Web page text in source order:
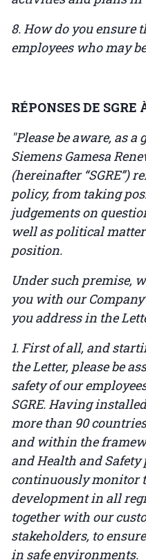
8. How do you ensure
employees who may
RÉPONSES DE SGRE
"Please be aware, as
Siemens Gamesa
(hereinafter “SGRE”)
policy, from taking
judgements on
well as political
position.
Under such premise,
you with our
you address in the
1. First of all, and
the Letter, please be
safety of our
SGRE. Having
more than 90
and within the
and Health and Safety
continuously monitor
development in all
together with our
stakeholders, to
in safe environments.